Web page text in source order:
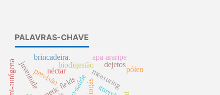
PALAVRAS-CHAVE
biogásmeasuring
previsão
biodigestão dejetos
juventude
brincadeira. apa-araripe
néctar pólen